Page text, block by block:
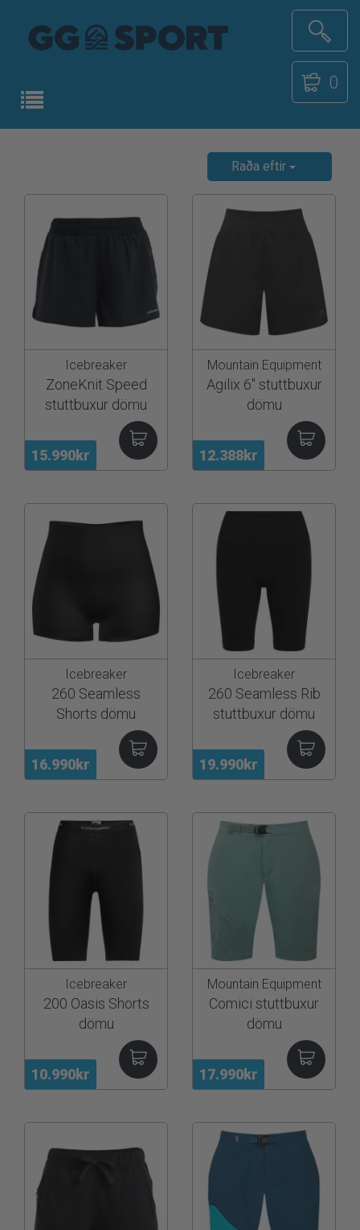
0
Raða eftir
15.990kr
Icebreaker
ZoneKnit Speed
stuttbuxur dömu
12.388kr
Mountain Equipment
Agilix 6" stuttbuxur
dömu
16.990kr
Icebreaker
260 Seamless
Shorts dömu
19.990kr
Icebreaker
260 Seamless Rib
stuttbuxur dömu
10.990kr
Icebreaker
200 Oasis Shorts
dömu
17.990kr
Mountain Equipment
Comici stuttbuxur
dömu